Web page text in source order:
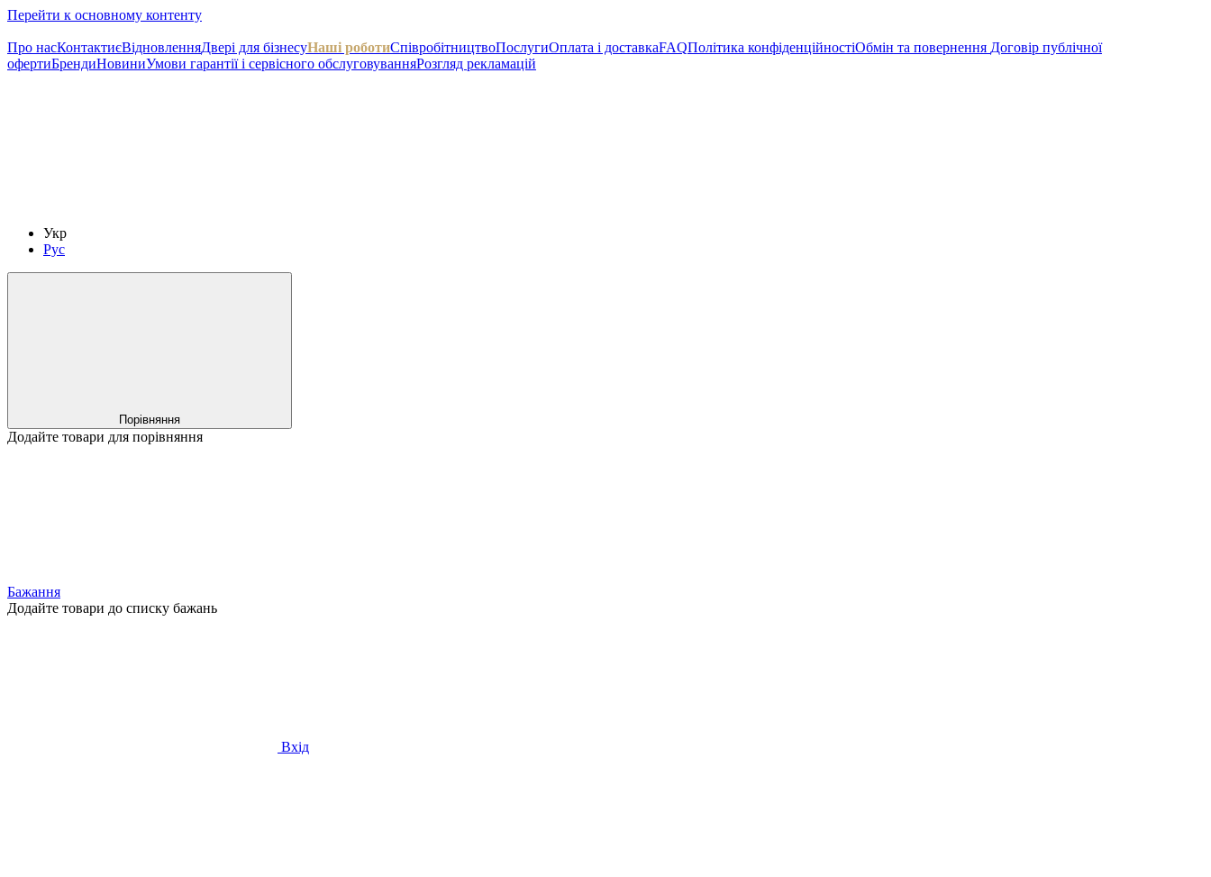
Перейти к основному контенту
Про насКонтактиєВідновленняДвері для бізнесуНаші роботиCпівробітництвоПослугиОплата і доставкаFAQПолітика конфіденційностіОбмін та повернення Договір публічної
офертиБрендиНовиниУмови гарантії і сервісного обслуговуванняРозгляд рекламацій
Укр
Рус
Порівняння
Додайте товари для порівняння
Бажання
Додайте товари до списку бажань
Вхід